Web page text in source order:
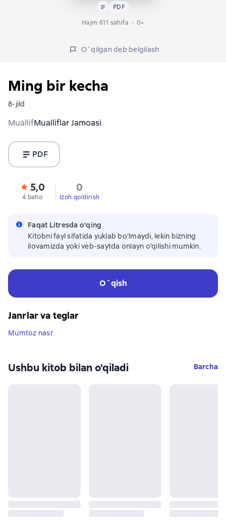
Matn PDF
PDF
Hajm 611 sahifa
0+
O`qilgan deb belgilash
Ming bir kecha
8-jild
MuallifMualliflar Jamoasi
PDF
5,0
4 baho
0
Izoh qoldirish
Faqat Litresda o'qing
Kitobni fayl sifatida yuklab bo'lmaydi, lekin bizning
ilovamizda yoki veb-saytda onlayn o'qilishi mumkin.
O`qish
Janrlar va teglar
Mumtoz nasr
Ushbu kitob bilan o'qiladi Barcha